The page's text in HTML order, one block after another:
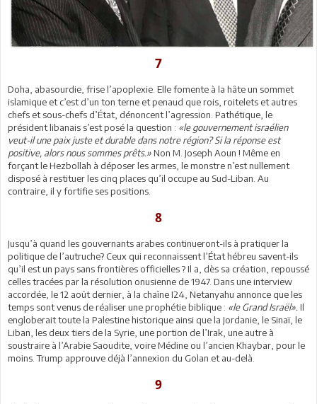
7
Doha, abasourdie, frise l’apoplexie. Elle fomente à la hâte un sommet
islamique et c’est d’un ton terne et penaud que rois, roitelets et autres
chefs et sous-chefs d’État, dénoncent l’agression. Pathétique, le
président libanais s’est posé la question : «le gouvernement israélien
veut-il une paix juste et durable dans notre région? Si la réponse est
positive, alors nous sommes prêts.»Non M. Joseph Aoun ! Même en
forçant le Hezbollah à déposer les armes, le monstre n’est nullement
disposé à restituer les cinq places qu’il occupe au Sud-Liban. Au
contraire, il y fortifie ses positions.
8
Jusqu’à quand les gouvernants arabes continueront-ils à pratiquer la
politique de l’autruche? Ceux qui reconnaissent l’État hébreu savent-ils
qu’il est un pays sans frontières officielles ? Il a, dès sa création, repoussé
celles tracées par la résolution onusienne de 1947. Dans une interview
accordée, le 12 août dernier, à la chaîne I24, Netanyahu annonce que les
temps sont venus de réaliser une prophétie biblique : «le Grand Israël».Il
engloberait toute la Palestine historique ainsi que la Jordanie, le Sinaï, le
Liban, les deux tiers de la Syrie, une portion de l’Irak, une autre à
soustraire à l’Arabie Saoudite, voire Médine ou l’ancien Khaybar, pour le
moins. Trump approuve déjà l’annexion du Golan et au-delà.
9